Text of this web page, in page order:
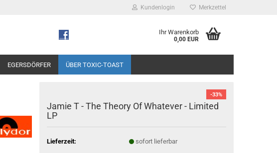
Kundenlogin Merkzettel
Ihr Warenkorb
0,00 EUR
EGERSDÖRFER ÜBER TOXIC-TOAST
-33%
Jamie T - The Theory Of Whatever - Limited
LP
Lieferzeit: sofort lieferbar